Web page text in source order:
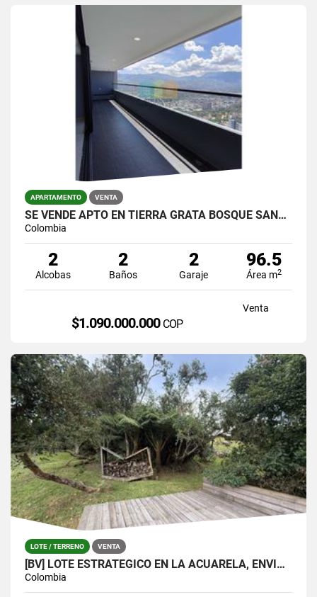
APARTAMENTO VENTA
SE VENDE APTO EN TIERRA GRATA BOSQUE SANTO VISTA A LA CIUDAD
Colombia
2
Alcobas
2
Baños
2
Garaje
96.5
Área m2
Venta
$1.090.000.000 COP
LOTE / TERRENO VENTA
[BV] LOTE ESTRATÉGICO EN LA ACUARELA, ENVIGADO
Colombia